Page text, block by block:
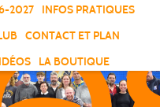
2027
INFOS PRATIQUES
CONTACT ET PLAN
LA BOUTIQUE